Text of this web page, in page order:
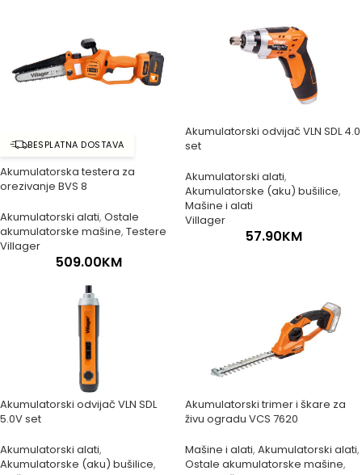
BESPLATNA DOSTAVA
Akumulatorska testera za
orezivanje BVS 8
Akumulatorski alati, Ostale
akumulatorske mašine, Testere
Villager
509.00KM
Akumulatorski odvijač VLN SDL 4.0
set
Akumulatorski alati,
Akumulatorske (aku) bušilice,
Mašine i alati
Villager
57.90KM
Akumulatorski odvijač VLN SDL
5.0V set
Akumulatorski alati,
Akumulatorske (aku) bušilice,
Akumulatorski trimer i škare za
živu ogradu VCS 7620
Mašine i alati, Akumulatorski alati,
Ostale akumulatorske mašine,